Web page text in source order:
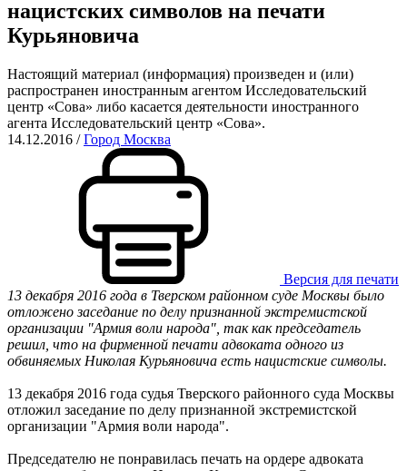
нацистcких символов на печати
Курьяновича
Настоящий материал (информация) произведен и (или)
распространен иностранным агентом Исследовательский
центр «Сова» либо касается деятельности иностранного
агента Исследовательский центр «Сова».
14.12.2016 /Город Москва
Версия для печати
13 декабря 2016 года в Тверском районном суде Москвы было
отложено заседание по делу признанной экстремистской
организации "Армия воли народа", так как председатель
решил, что на фирменной печати адвоката одного из
обвиняемых Николая Курьяновича есть нацистские символы.
13 декабря 2016 года судья Тверского районного суда Москвы
отложил заседание по делу признанной экстремистской
организации "Армия воли народа".
Председателю не понравилась печать на ордере адвоката